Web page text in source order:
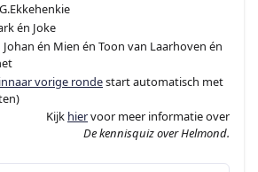
én Joke
én Mien én Toon van Laarhoven én
vorige rondestart automatisch met
Kijk hiervoor meer informatie over
De kennisquiz over Helmond.